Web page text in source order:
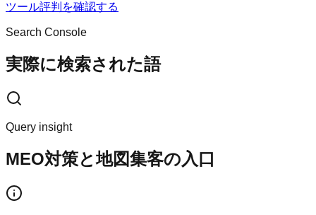
ツール評判を確認する
Search Console
実際に検索された語
Query insight
MEO対策と地図集客の入口